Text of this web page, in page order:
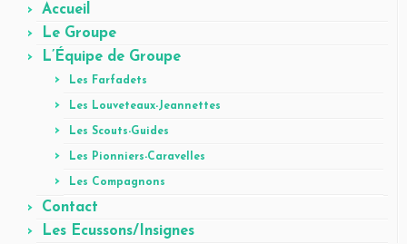
Accueil
Le Groupe
L’Équipe de Groupe
Les Farfadets
Les Louveteaux-Jeannettes
Les Scouts-Guides
Les Pionniers-Caravelles
Les Compagnons
Contact
Les Ecussons/Insignes